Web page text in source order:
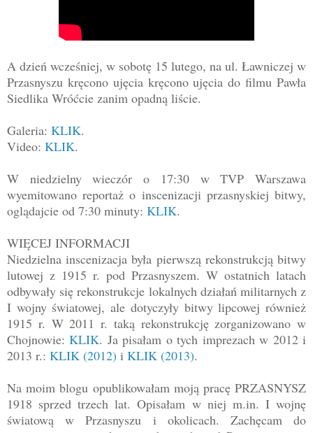
A dzień wcześniej, w sobotę 15 lutego, na ul. Ławniczej w
Przasnyszu kręcono ujęcia kręcono ujęcia do filmu Pawła
Siedlika Wróćcie zanim opadną liście.
Galeria: KLIK.
Video: KLIK.
W niedzielny wieczór o 17:30 w TVP Warszawa
wyemitowano reportaż o inscenizacji przasnyskiej bitwy,
oglądajcie od 7:30 minuty: KLIK.
WIĘCEJ INFORMACJI
Niedzielna inscenizacja była pierwszą rekonstrukcją bitwy
lutowej z 1915 r. pod Przasnyszem. W ostatnich latach
odbywały się rekonstrukcje lokalnych działań militarnych z
I wojny światowej, ale dotyczyły bitwy lipcowej również
1915 r. W 2011 r. taką rekonstrukcję zorganizowano w
Chojnowie:KLIK. Ja pisałam o tych imprezach w 2012 i
2013 r.: KLIK (2012) i KLIK (2013).
Na moim blogu opublikowałam moją pracę PRZASNYSZ
1918 sprzed trzech lat. Opisałam w niej m.in. I wojnę
światową w Przasnyszu i okolicach. Zachęcam do